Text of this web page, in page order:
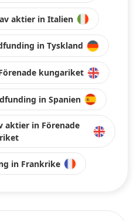
aktier in Italien
in Tyskland
kungariket
in Spanien
aktier in Förenade
in Frankrike